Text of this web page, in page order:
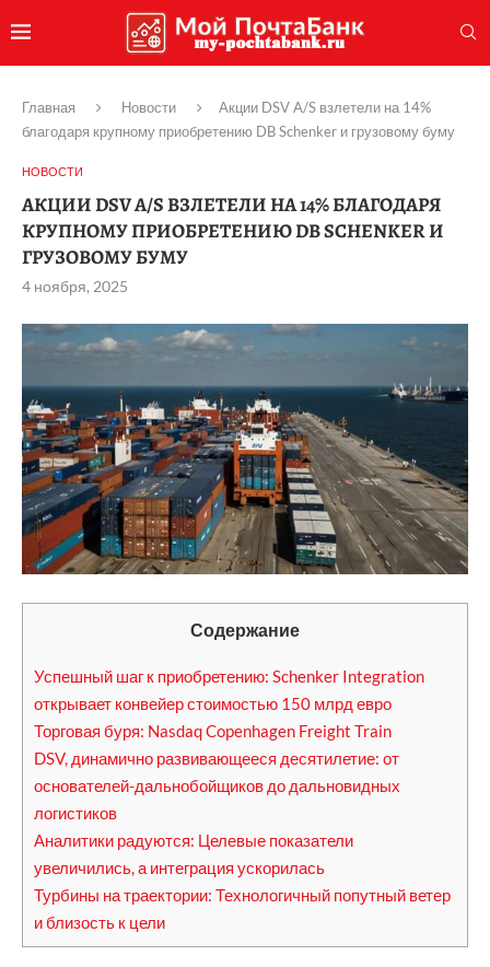
Главная Новости
Акции DSV A/S взлетели на 14%
благодаря крупному приобретению DB Schenker и грузовому буму
НОВОСТИ
АКЦИИ DSV A/S ВЗЛЕТЕЛИ НА 14% БЛАГОДАРЯ
КРУПНОМУ ПРИОБРЕТЕНИЮ DB SCHENKER И
ГРУЗОВОМУ БУМУ
4 ноября, 2025
Содержание
Успешный шаг к приобретению: Schenker Integration
открывает конвейер стоимостью 150 млрд евро
Торговая буря: Nasdaq Copenhagen Freight Train
DSV, динамично развивающееся десятилетие: от
основателей-дальнобойщиков до дальновидных
логистиков
Аналитики радуются: Целевые показатели
увеличились, а интеграция ускорилась
Турбины на траектории: Технологичный попутный ветер
и близость к цели